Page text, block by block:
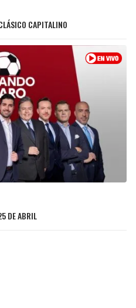
CAPITALINO
DE ABRIL